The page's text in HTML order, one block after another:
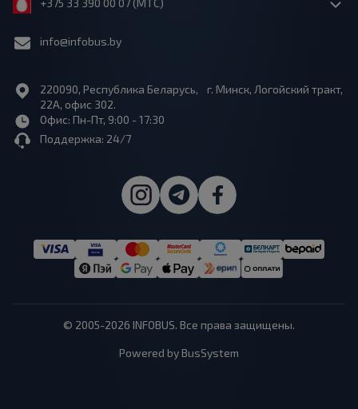
+375 33 390 00 07 (МТС)
info@infobus.by
220090, Республика Беларусь, г. Минск, Логойский тракт,
22А, офис 302.
Офис: Пн-Пт, 9:00 - 17:30
Поддержка: 24/7
© 2005-2026 INFOBUS. Все права защищены.
Powered by BusSystem